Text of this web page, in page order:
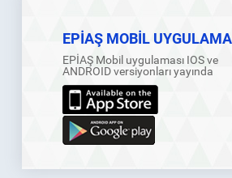
EPİAŞ MOBİL UYGULAMA
EPİAŞ Mobil uygulaması IOS ve
ANDROID versiyonları yayında